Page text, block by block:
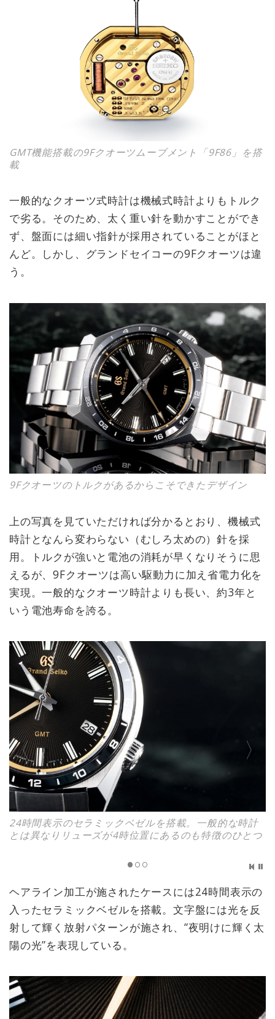
GMT機能搭載の9Fクオーツムーブメント「9F86」を搭
載
一般的なクオーツ式時計は機械式時計よりもトルク
で劣る。そのため、太く重い針を動かすことができ
ず、盤面には細い指針が採用されていることがほと
んど。しかし、グランドセイコーの9Fクオーツは違
う。
9Fクオーツのトルクがあるからこそできたデザイン
上の写真を見ていただければ分かるとおり、機械式
時計となんら変わらない（むしろ太めの）針を採
用。トルクが強いと電池の消耗が早くなりそうに思
えるが、9Fクオーツは高い駆動力に加え省電力化を
実現。一般的なクオーツ時計よりも長い、約3年と
いう電池寿命を誇る。
24時間表示のセラミックベゼルを搭載。一般的な時計
とは異なりリューズが4時位置にあるのも特徴のひとつ
ヘアライン加工が施されたケースには24時間表示の
入ったセラミックベゼルを搭載。文字盤には光を反
射して輝く放射パターンが施され、“夜明けに輝く太
陽の光”を表現している。